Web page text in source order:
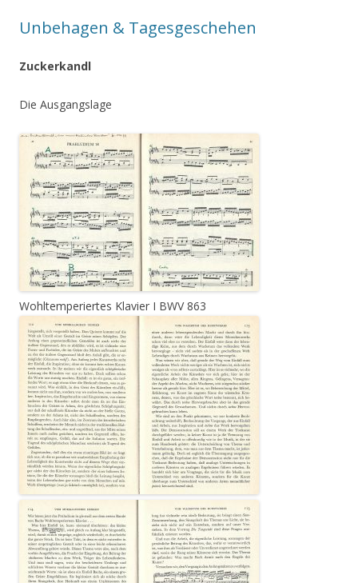
Unbehagen & Tagesgeschehen
Zuckerkandl
Die Ausgangslage
Wohltemperiertes Klavier I BWV 863